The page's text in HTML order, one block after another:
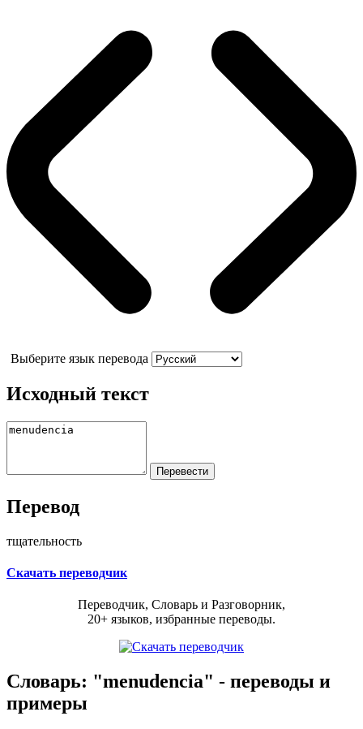
Выберите язык перевода
Исходный текст
Перевод
тщательность
Скачать переводчик
Переводчик, Словарь и Разговорник,
20+ языков, избранные переводы.
Словарь: "menudencia" - переводы и
примеры